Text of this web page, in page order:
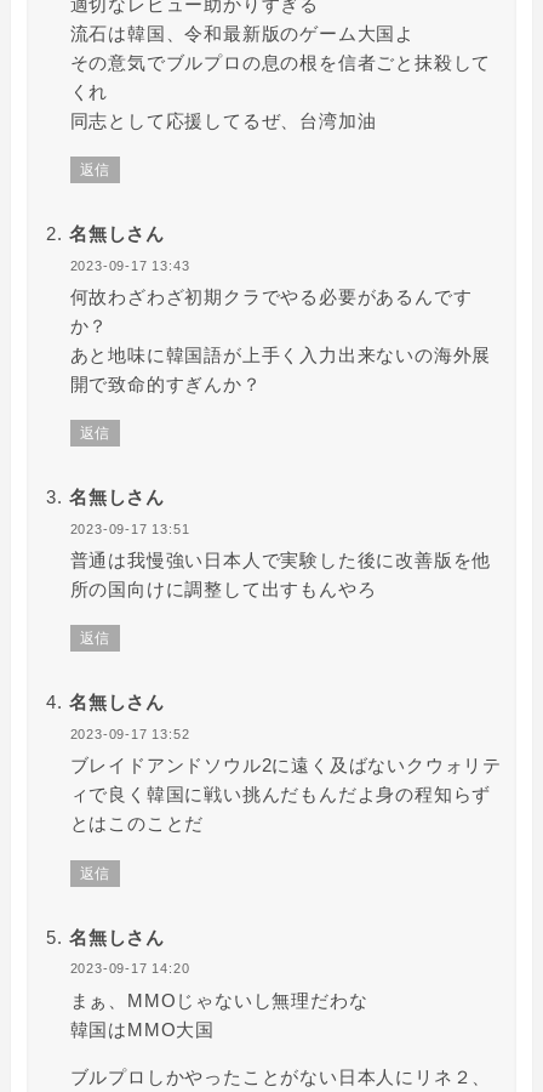
適切なレビュー助かりすぎる
流石は韓国、令和最新版のゲーム大国よ
その意気でブルプロの息の根を信者ごと抹殺して
くれ
同志として応援してるぜ、台湾加油
返信
名無しさん
2023-09-17 13:43
何故わざわざ初期クラでやる必要があるんです
か？
あと地味に韓国語が上手く入力出来ないの海外展
開で致命的すぎんか？
返信
名無しさん
2023-09-17 13:51
普通は我慢強い日本人で実験した後に改善版を他
所の国向けに調整して出すもんやろ
返信
名無しさん
2023-09-17 13:52
ブレイドアンドソウル2に遠く及ばないクウォリテ
ィで良く韓国に戦い挑んだもんだよ身の程知らず
とはこのことだ
返信
名無しさん
2023-09-17 14:20
まぁ、MMOじゃないし無理だわな
韓国はMMO大国
ブルプロしかやったことがない日本人にリネ２、